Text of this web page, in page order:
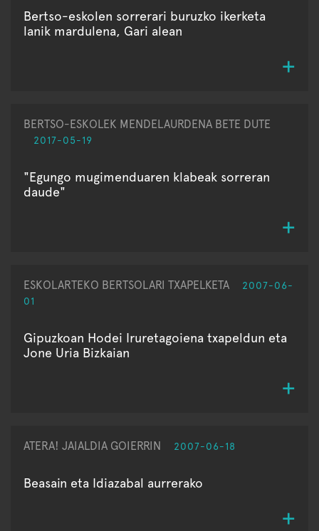
Bertso-eskolen sorrerari buruzko ikerketa
lanik mardulena, Gari alean
BERTSO-ESKOLEK MENDELAURDENA BETE DUTE
2017-05-19
"Egungo mugimenduaren klabeak sorreran
daude"
ESKOLARTEKO BERTSOLARI TXAPELKETA
2007-06-
01
Gipuzkoan Hodei Iruretagoiena txapeldun eta
Jone Uria Bizkaian
ATERA! JAIALDIA GOIERRIN 2007-06-18
Beasain eta Idiazabal aurrerako